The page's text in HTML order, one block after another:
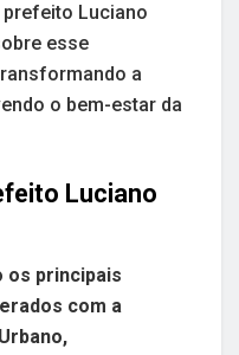
Luciano
esse
a
o bem-estar da
Luciano
os principais
com a